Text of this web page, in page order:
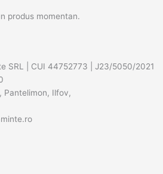
produs momentan.
SRL | CUI 44752773 | J23/5050/2021
Pantelimon, Ilfov,